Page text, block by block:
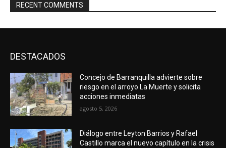
RECENT COMMENTS
DESTACADOS
Concejo de Barranquilla advierte sobre
riesgo en el arroyo La Muerte y solicita
acciones inmediatas
agosto 5, 2026
Diálogo entre Leyton Barrios y Rafael
Castillo marca el nuevo capítulo en la crisis